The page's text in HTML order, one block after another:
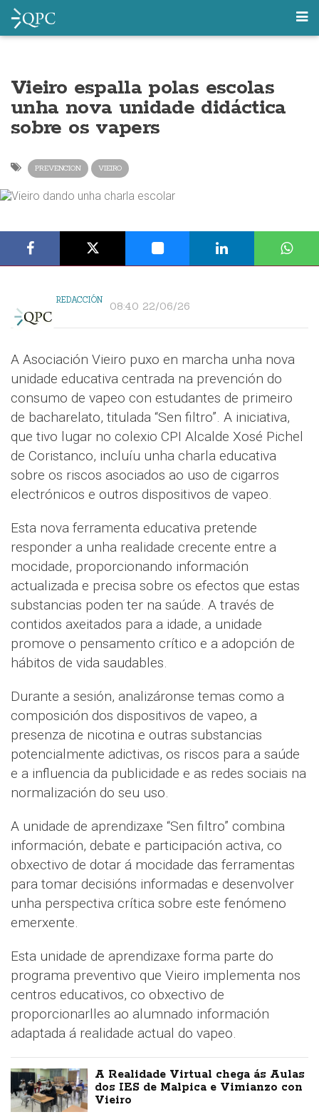
Vieiro espalla polas escolas
unha nova unidade didáctica
sobre os vapers
PREVENCION VIEIRO
REDACCIÓN 08:40 22/06/26
A Asociación Vieiro puxo en marcha unha nova
unidade educativa centrada na prevención do
consumo de vapeo con estudantes de primeiro
de bacharelato, titulada “Sen filtro”. A iniciativa,
que tivo lugar no colexio CPI Alcalde Xosé Pichel
de Coristanco, incluíu unha charla educativa
sobre os riscos asociados ao uso de cigarros
electrónicos e outros dispositivos de vapeo.
Esta nova ferramenta educativa pretende
responder a unha realidade crecente entre a
mocidade, proporcionando información
actualizada e precisa sobre os efectos que estas
substancias poden ter na saúde. A través de
contidos axeitados para a idade, a unidade
promove o pensamento crítico e a adopción de
hábitos de vida saudables.
Durante a sesión, analizáronse temas como a
composición dos dispositivos de vapeo, a
presenza de nicotina e outras substancias
potencialmente adictivas, os riscos para a saúde
e a influencia da publicidade e as redes sociais na
normalización do seu uso.
A unidade de aprendizaxe “Sen filtro” combina
información, debate e participación activa, co
obxectivo de dotar á mocidade das ferramentas
para tomar decisións informadas e desenvolver
unha perspectiva crítica sobre este fenómeno
emerxente.
Esta unidade de aprendizaxe forma parte do
programa preventivo que Vieiro implementa nos
centros educativos, co obxectivo de
proporcionarlles ao alumnado información
adaptada á realidade actual do vapeo.
A Realidade Virtual chega ás Aulas
dos IES de Malpica e Vimianzo con
Vieiro